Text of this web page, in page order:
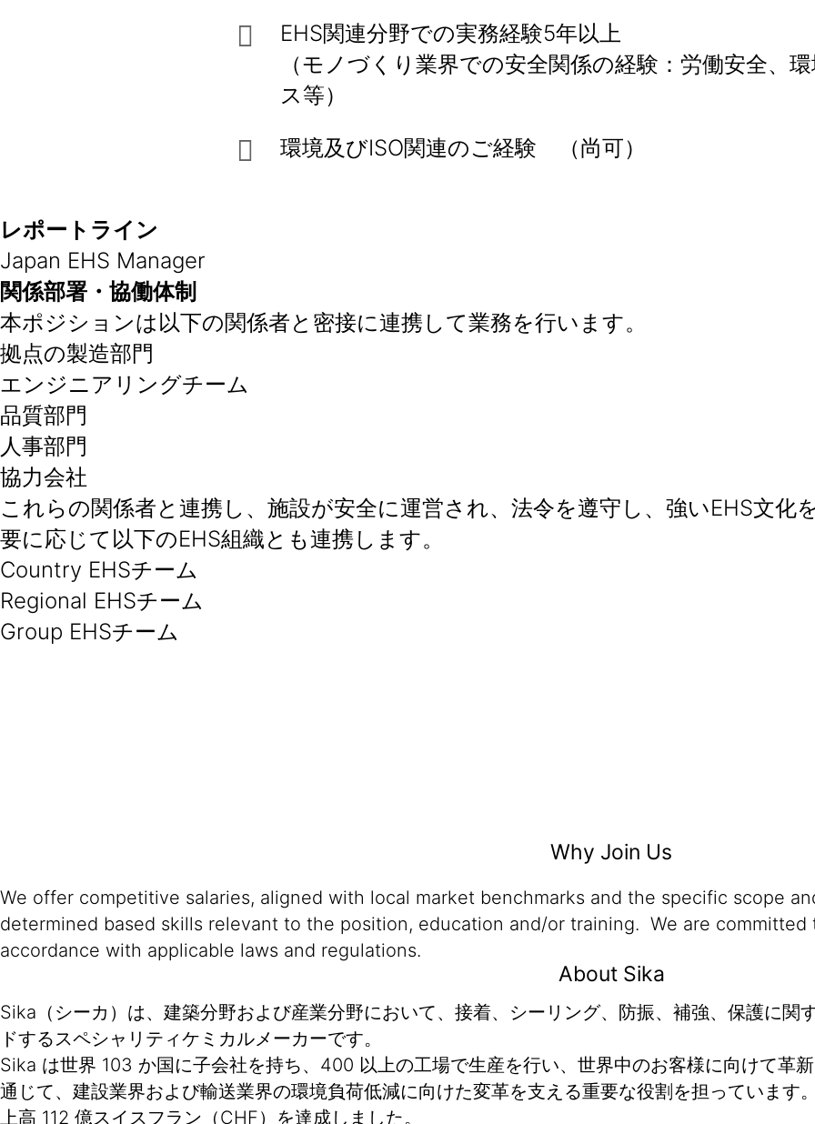
EHS関連分野での実務経験5年以上
（モノづくり業界での安全関係の経験：労働安全、
ス等）
環境及びISO関連のご経験 （尚可）
レポートライン
Japan EHS Manager
関係部署・協働体制
本ポジションは以下の関係者と密接に連携して業務を行います。
拠点の製造部門
エンジニアリングチーム
品質部門
人事部門
協力会社
これらの関係者と連携し、施設が安全に運営され、法令を遵守し、強いEHS文
要に応じて以下のEHS組織とも連携します。
Country EHSチーム
Regional EHSチーム
Group EHSチーム
Why Join Us
We offer competitive salaries, aligned with local market benchmarks and the specific scope
determined based skills relevant to the position, education and/or training. We are
accordance with applicable laws and regulations.
About Sika
Sika（シーカ）は、建築分野および産業分野において、接着、シーリング、防振、補強、保護に関
ドするスペシャリティケミカルメーカーです。
Sika は世界 103 か国に子会社を持ち、400 以上の工場で生産を行い、世界中のお客様に向けて革
通じて、建設業界および輸送業界の環境負荷低減に向けた変革を支える重要な役割を担っていま
上高 112 億スイスフラン（CHF）を達成しました。